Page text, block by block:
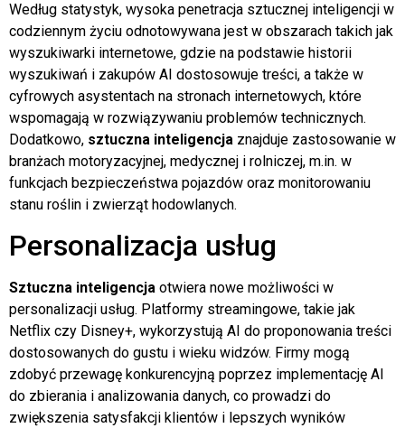
Według statystyk, wysoka penetracja sztucznej inteligencji w
codziennym życiu odnotowywana jest w obszarach takich jak
wyszukiwarki internetowe, gdzie na podstawie historii
wyszukiwań i zakupów AI dostosowuje treści, a także w
cyfrowych asystentach na stronach internetowych, które
wspomagają w rozwiązywaniu problemów technicznych.
Dodatkowo, sztuczna inteligencja znajduje zastosowanie w
branżach motoryzacyjnej, medycznej i rolniczej, m.in. w
funkcjach bezpieczeństwa pojazdów oraz monitorowaniu
stanu roślin i zwierząt hodowlanych.
Personalizacja usług
Sztuczna inteligencja otwiera nowe możliwości w
personalizacji usług. Platformy streamingowe, takie jak
Netflix czy Disney+, wykorzystują AI do proponowania treści
dostosowanych do gustu i wieku widzów. Firmy mogą
zdobyć przewagę konkurencyjną poprzez implementację AI
do zbierania i analizowania danych, co prowadzi do
zwiększenia satysfakcji klientów i lepszych wyników